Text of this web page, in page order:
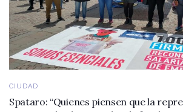
CIUDAD
Spataro: “Quienes piensen que la